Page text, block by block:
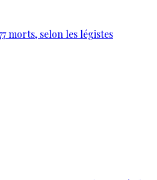
morts, selon les légistes